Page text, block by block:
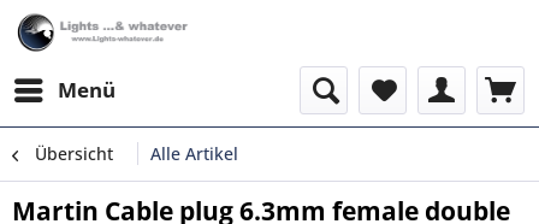
Menü
Übersicht Alle Artikel
Martin Cable plug 6.3mm female double